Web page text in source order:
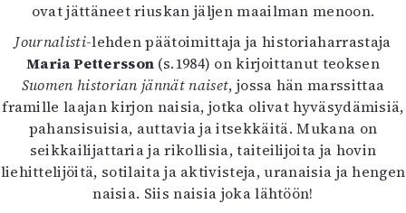
Lehdet
4/2026
2–3/2026
1/2026
6/2025
5/2025 saame
5/2025
Lehtiarkisto
ovat jättäneet riuskan jäljen maailman menoon.
Journalisti-lehden päätoimittaja ja historiaharrastaja
Maria Pettersson (s.1984) on kirjoittanut teoksen
Suomen historian jännät naiset, jossa hän marssittaa
framille laajan kirjon naisia, jotka olivat hyväsydämisiä,
pahansisuisia, auttavia ja itsekkäitä. Mukana on
seikkailijattaria ja rikollisia, taiteilijoita ja hovin
liehittelijöitä, sotilaita ja aktivisteja, uranaisia ja hengen
naisia. Siis naisia joka lähtöön!